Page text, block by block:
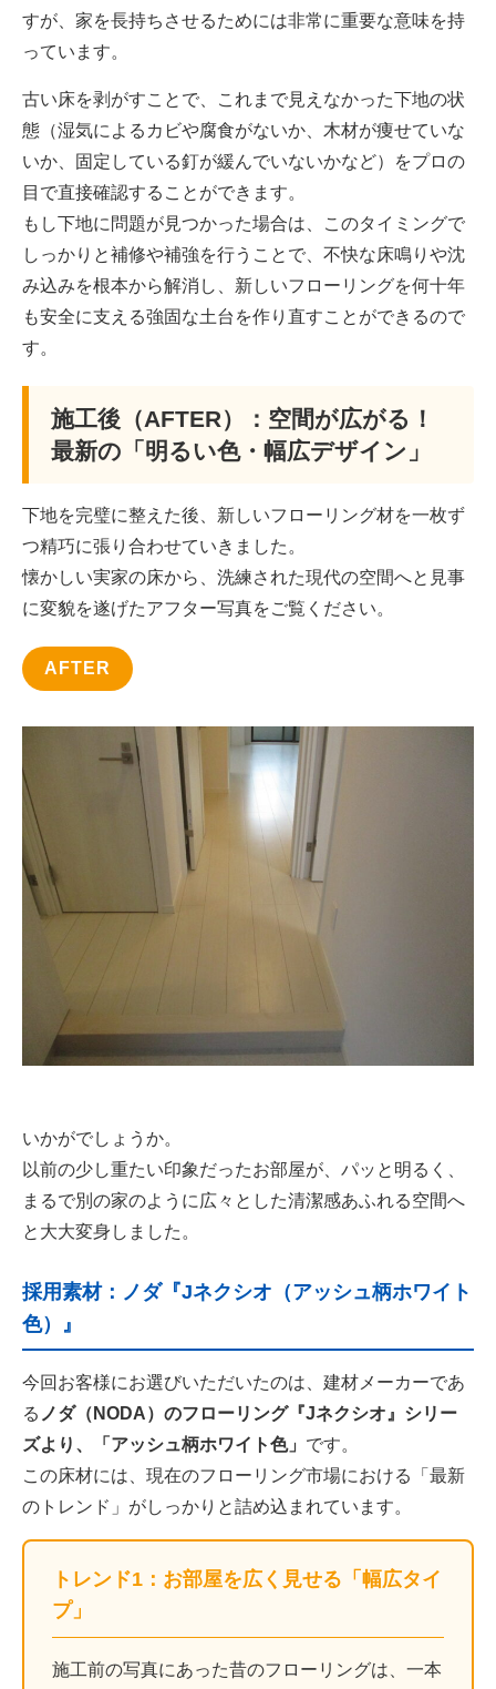
すが、家を長持ちさせるためには非常に重要な意味を持
っています。
古い床を剥がすことで、これまで見えなかった下地の状
態（湿気によるカビや腐食がないか、木材が痩せていな
いか、固定している釘が緩んでいないかなど）をプロの
目で直接確認することができます。
もし下地に問題が見つかった場合は、このタイミングで
しっかりと補修や補強を行うことで、不快な床鳴りや沈
み込みを根本から解消し、新しいフローリングを何十年
も安全に支える強固な土台を作り直すことができるので
す。
施工後（AFTER）：空間が広がる！
最新の「明るい色・幅広デザイン」
下地を完璧に整えた後、新しいフローリング材を一枚ず
つ精巧に張り合わせていきました。
懐かしい実家の床から、洗練された現代の空間へと見事
に変貌を遂げたアフター写真をご覧ください。
AFTER
いかがでしょうか。
以前の少し重たい印象だったお部屋が、パッと明るく、
まるで別の家のように広々とした清潔感あふれる空間へ
と大大変身しました。
採用素材：ノダ『Jネクシオ（アッシュ柄ホワイト
色）』
今回お客様にお選びいただいたのは、建材メーカーであ
る ノダ（NODA）のフローリング『Jネクシオ』シリー
ズより、「アッシュ柄ホワイト色」 です。
この床材には、現在のフローリング市場における「最新
のトレンド」がしっかりと詰め込まれています。
トレンド1：お部屋を広く見せる「幅広タイ
プ」
施工前の写真にあった昔のフローリングは、一本